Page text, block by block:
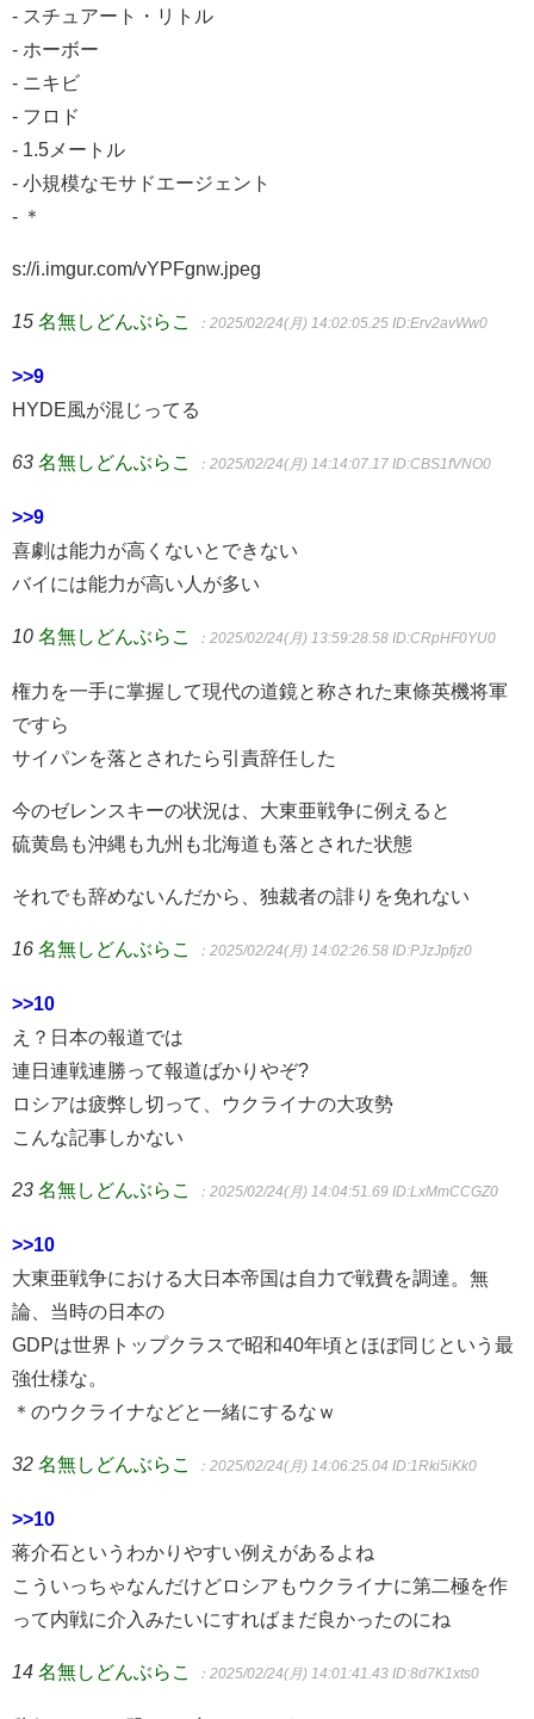
- スチュアート・リトル
- ホーボー
- ニキビ
- フロド
- 1.5メートル
- 小規模なモサドエージェント
- ＊
s://i.imgur.com/vYPFgnw.jpeg
15 名無しどんぶらこ ：2025/02/24(月) 14:02:05.25 ID:Erv2avWw0
>>9
HYDE風が混じってる
63 名無しどんぶらこ ：2025/02/24(月) 14:14:07.17 ID:CBS1fVNO0
>>9
喜劇は能力が高くないとできない
バイには能力が高い人が多い
10 名無しどんぶらこ ：2025/02/24(月) 13:59:28.58 ID:CRpHF0YU0
権力を一手に掌握して現代の道鏡と称された東條英機将軍
ですら
サイパンを落とされたら引責辞任した
今のゼレンスキーの状況は、大東亜戦争に例えると
硫黄島も沖縄も九州も北海道も落とされた状態
それでも辞めないんだから、独裁者の誹りを免れない
16 名無しどんぶらこ ：2025/02/24(月) 14:02:26.58 ID:PJzJpfjz0
>>10
え？日本の報道では
連日連戦連勝って報道ばかりやぞ?
ロシアは疲弊し切って、ウクライナの大攻勢
こんな記事しかない
23 名無しどんぶらこ ：2025/02/24(月) 14:04:51.69 ID:LxMmCCGZ0
>>10
大東亜戦争における大日本帝国は自力で戦費を調達。無
論、当時の日本の
GDPは世界トップクラスで昭和40年頃とほぼ同じという最
強仕様な。
＊のウクライナなどと一緒にするなｗ
32 名無しどんぶらこ ：2025/02/24(月) 14:06:25.04 ID:1Rki5iKk0
>>10
蒋介石というわかりやすい例えがあるよね
こういっちゃなんだけどロシアもウクライナに第二極を作
って内戦に介入みたいにすればまだ良かったのにね
14 名無しどんぶらこ ：2025/02/24(月) 14:01:41.43 ID:8d7K1xts0